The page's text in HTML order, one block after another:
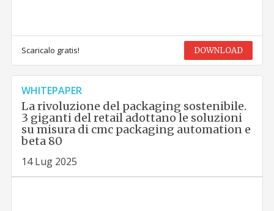
Scaricalo gratis! DOWNLOAD
WHITEPAPER
La rivoluzione del packaging sostenibile.
3 giganti del retail adottano le soluzioni
su misura di cmc packaging automation e
beta 80
14 Lug 2025